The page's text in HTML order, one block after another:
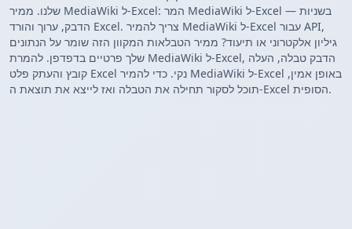
שלנו. ממיר MediaWiki ל-Excel: המר MediaWiki ל-Excel בשניות —
הדבק, ערוך והורד Excel. צריך להמיר MediaWiki ל-Excel עבור API,
גיליון אלקטרוני או תיעוד? ממיר הטבלאות המקוון הזה שומר על הנתונים
שלך פרטיים בדפדפן. להמרת MediaWiki ל-Excel, הדבק טבלה, העלה
קובץ והעתק פלט Excel נקי. כדי להמיר MediaWiki ל-Excel באופן אמין,
תוכל לסקור תחילה את הטבלה ואז לייצא את תוצאת ה-Excel הסופית.